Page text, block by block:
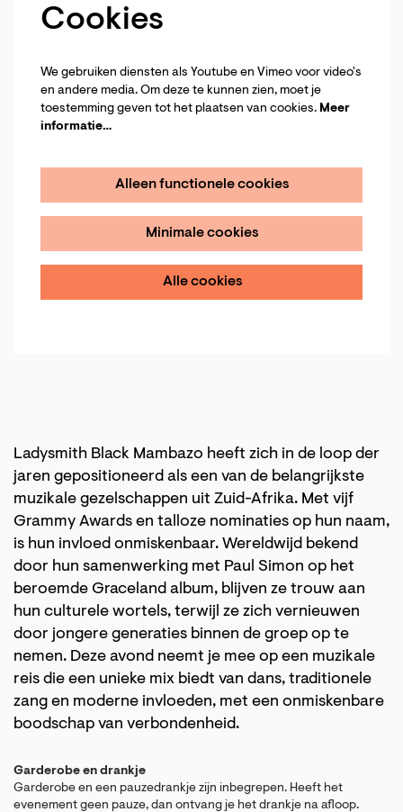
Cookies
We gebruiken diensten als Youtube en Vimeo voor video's
en andere media. Om deze te kunnen zien, moet je
toestemming geven tot het plaatsen van cookies. Meer
informatie…
Alleen functionele cookies
Minimale cookies
Alle cookies
Ladysmith Black Mambazo heeft zich in de loop der
jaren gepositioneerd als een van de belangrijkste
muzikale gezelschappen uit Zuid-Afrika. Met vijf
Grammy Awards en talloze nominaties op hun naam,
is hun invloed onmiskenbaar. Wereldwijd bekend
door hun samenwerking met Paul Simon op het
beroemde Graceland album, blijven ze trouw aan
hun culturele wortels, terwijl ze zich vernieuwen
door jongere generaties binnen de groep op te
nemen. Deze avond neemt je mee op een muzikale
reis die een unieke mix biedt van dans, traditionele
zang en moderne invloeden, met een onmiskenbare
boodschap van verbondenheid.
Garderobe en drankje
Garderobe en een pauzedrankje zijn inbegrepen. Heeft het
evenement geen pauze, dan ontvang je het drankje na afloop.